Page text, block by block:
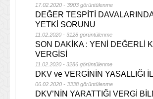
17.02.2020 - 3903 görüntülenme
DEĞER TESPİTİ
YETKİ SORUNU
11.02.2020 - 3128 görüntülenme
SON DAKİKA : YENİ DEĞERLİ
VERGİSİ
11.02.2020 - 3286 görüntülenme
DKV ve VERGİNİN YASALLIĞI
06.02.2020 - 3338 görüntülenme
DKV’NİN YARATTIĞI VERGİ